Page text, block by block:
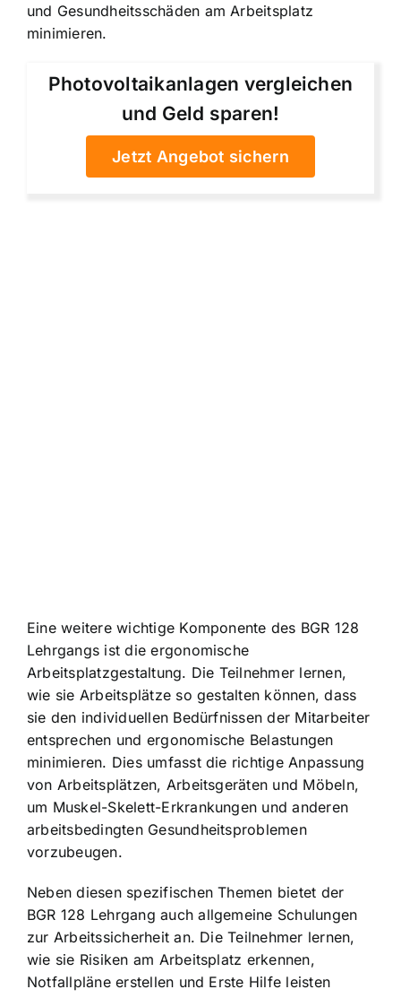
und Gesundheitsschäden am Arbeitsplatz
minimieren.
Photovoltaikanlagen vergleichen
und Geld sparen!
Jetzt Angebot sichern
Eine weitere wichtige Komponente des BGR 128
Lehrgangs ist die ergonomische
Arbeitsplatzgestaltung. Die Teilnehmer lernen,
wie sie Arbeitsplätze so gestalten können, dass
sie den individuellen Bedürfnissen der Mitarbeiter
entsprechen und ergonomische Belastungen
minimieren. Dies umfasst die richtige Anpassung
von Arbeitsplätzen, Arbeitsgeräten und Möbeln,
um Muskel-Skelett-Erkrankungen und anderen
arbeitsbedingten Gesundheitsproblemen
vorzubeugen.
Neben diesen spezifischen Themen bietet der
BGR 128 Lehrgang auch allgemeine Schulungen
zur Arbeitssicherheit an. Die Teilnehmer lernen,
wie sie Risiken am Arbeitsplatz erkennen,
Notfallpläne erstellen und Erste Hilfe leisten